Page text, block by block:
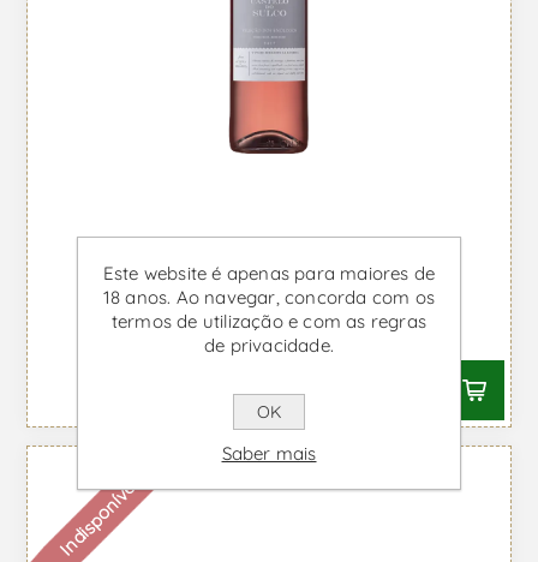
Castelo do Sulco Seleção dos
Enólogos - Vinho Rosé
Desde €4,37 IVA incl.
Indisponível
Este website é apenas para maiores de
18 anos. Ao navegar, concorda com os
termos de utilização e com as regras
de privacidade.
OK
Saber mais